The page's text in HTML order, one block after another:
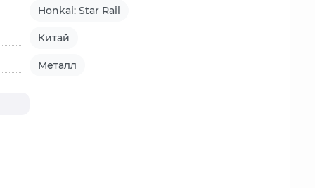
Honkai: Star Rail
Китай
Металл